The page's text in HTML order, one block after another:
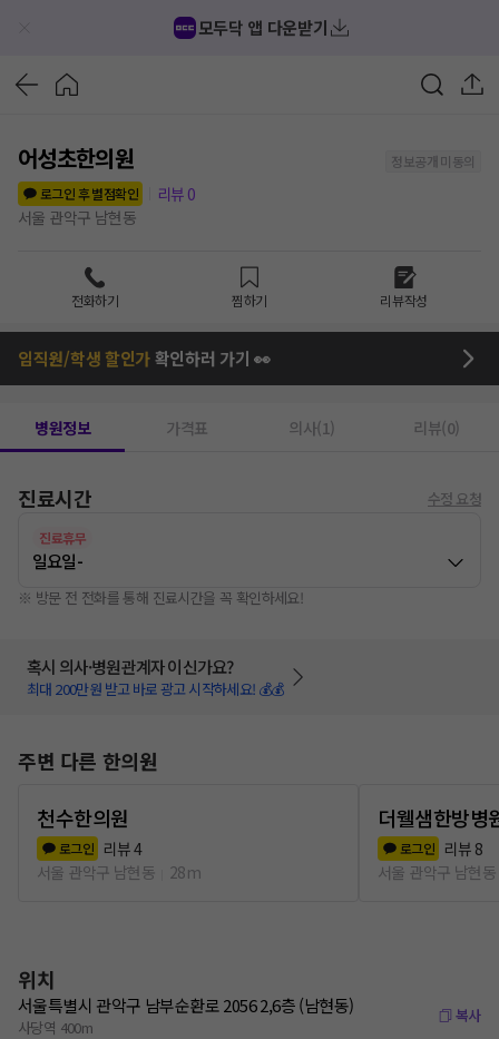
모두닥 앱 다운받기
어성초한의원
정보공개 미동의
로그인 후 별점확인
리뷰 0
서울 관악구 남현동
전화하기 찜하기 리뷰작성
임직원/학생 할인가확인하러 가기 👀
병원정보 가격표 의사(1) 리뷰(0)
진료시간 수정 요청
진료휴무
일요일-
※ 방문 전 전화를 통해 진료시간을 꼭 확인하세요!
혹시 의사·병원관계자 이신가요?
최대 200만원 받고 바로 광고 시작하세요! 💰💰
주변 다른 한의원
천수한의원
로그인 리뷰4
서울 관악구 남현동
28m
더웰샘한방병
로그인 리뷰 8
서울 관악구 남현동
위치
서울특별시 관악구 남부순환로 2056 2,6층 (남현동)
사당역 400m
복사